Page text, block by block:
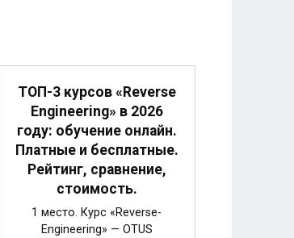
ТОП-3 курсов «Reverse
Engineering» в 2026
году: обучение онлайн.
Платные и бесплатные.
Рейтинг, сравнение,
стоимость.
1 место. Курс «Reverse-
Engineering» — OTUS